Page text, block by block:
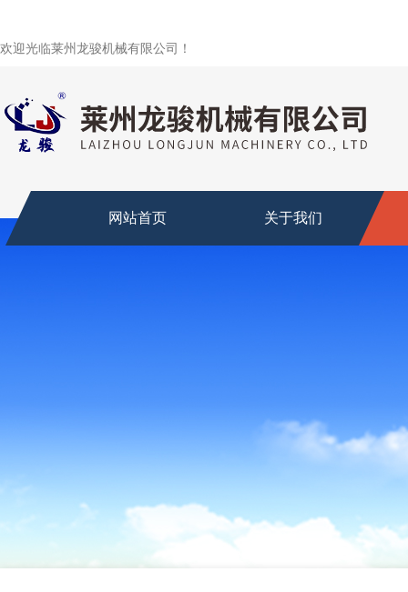
欢迎光临莱州龙骏机械有限公司！
网站首页 关于我们